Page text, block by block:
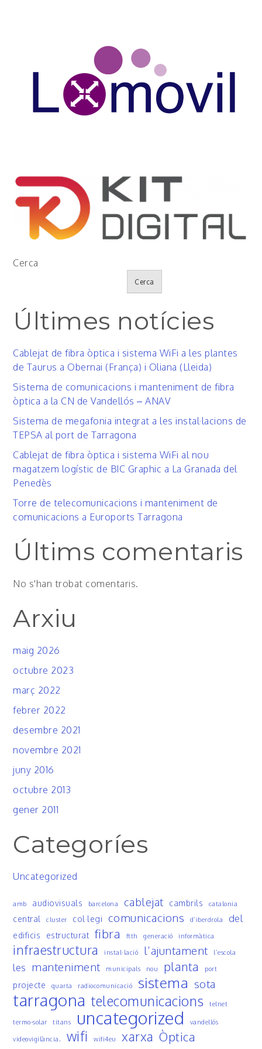
Cerca
Cerca
Últimes notícies
Cablejat de fibra òptica i sistema WiFi a les plantes
de Taurus a Obernai (França) i Oliana (Lleida)
Sistema de comunicacions i manteniment de fibra
òptica a la CN de Vandellós – ANAV
Sistema de megafonia integrat a les instal·lacions de
TEPSA al port de Tarragona
Cablejat de fibra òptica i sistema WiFi al nou
magatzem logístic de BIC Graphic a La Granada del
Penedès
Torre de telecomunicacions i manteniment de
comunicacions a Euroports Tarragona
Últims comentaris
No s'han trobat comentaris.
Arxiu
maig 2026
octubre 2023
març 2022
febrer 2022
desembre 2021
novembre 2021
juny 2016
octubre 2013
gener 2011
Categoríes
Uncategorized
amb audiovisuals barcelona cablejat cambrils catalonia
central cluster col·legi comunicacions d’iberdrola del
edificis estructurat fibra ftth generació informàtica
infraestructura instal·lació l’ajuntament l’escola
les manteniment municipals nou planta port
projecte quarta radiocomunicació sistema sota
tarragona telecomunicacions telnet
termo-solar titans uncategorized vandellós
videovigilància, wifi wifi4eu xarxa Òptica